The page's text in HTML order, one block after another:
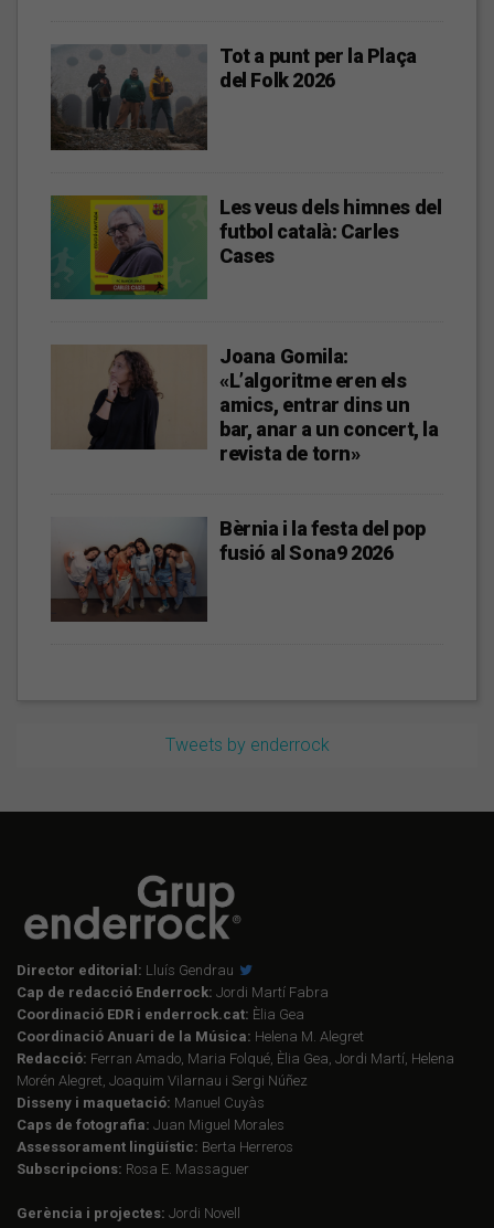
Tot a punt per la Plaça
del Folk 2026
Les veus dels himnes del
futbol català: Carles
Cases
Joana Gomila:
«L’algoritme eren els
amics, entrar dins un
bar, anar a un concert, la
revista de torn»
Bèrnia i la festa del pop
fusió al Sona9 2026
Tweets by enderrock
Director editorial: Lluís Gendrau
Cap de redacció Enderrock: Jordi Martí Fabra
Coordinació EDR i enderrock.cat: Èlia Gea
Coordinació Anuari de la Música: Helena M. Alegret
Redacció: Ferran Amado, Maria Folqué, Èlia Gea, Jordi Martí, Helena
Morén Alegret, Joaquim Vilarnau i Sergi Núñez
Disseny i maquetació: Manuel Cuyàs
Caps de fotografia: Juan Miguel Morales
Assessorament lingüístic: Berta Herreros
Subscripcions: Rosa E. Massaguer
Gerència i projectes: Jordi Novell